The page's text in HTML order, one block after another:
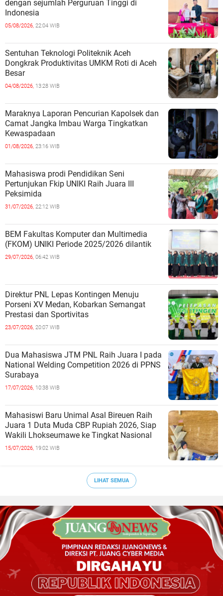
dengan sejumlah Perguruan Tinggi di
Indonesia
05/08/2026, 22:04 WIB
Sentuhan Teknologi Politeknik Aceh
Dongkrak Produktivitas UMKM Roti di Aceh
Besar
04/08/2026, 13:28 WIB
Maraknya Laporan Pencurian Kapolsek dan
Camat Jangka Imbau Warga Tingkatkan
Kewaspadaan
01/08/2026, 23:16 WIB
Mahasiswa prodi Pendidikan Seni
Pertunjukan Fkip UNIKI Raih Juara III
Peksimida
31/07/2026, 22:12 WIB
BEM Fakultas Komputer dan Multimedia
(FKOM) UNIKI Periode 2025/2026 dilantik
29/07/2026, 06:42 WIB
Direktur PNL Lepas Kontingen Menuju
Porseni XV Medan, Kobarkan Semangat
Prestasi dan Sportivitas
23/07/2026, 20:07 WIB
Dua Mahasiswa JTM PNL Raih Juara I pada
National Welding Competition 2026 di PPNS
Surabaya
17/07/2026, 10:38 WIB
Mahasiswi Baru Unimal Asal Bireuen Raih
Juara 1 Duta Muda CBP Rupiah 2026, Siap
Wakili Lhokseumawe ke Tingkat Nasional
15/07/2026, 19:02 WIB
LIHAT SEMUA